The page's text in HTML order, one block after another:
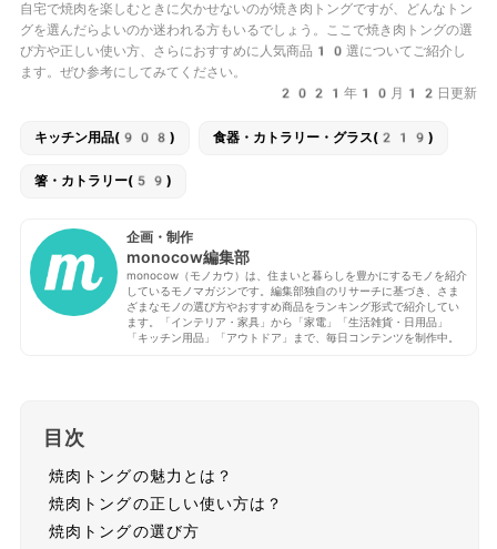
自宅で焼肉を楽しむときに欠かせないのが焼き肉トングですが、どんなトン
グを選んだらよいのか迷われる方もいるでしょう。ここで焼き肉トングの選
び方や正しい使い方、さらにおすすめに人気商品10選についてご紹介し
ます。ぜひ参考にしてみてください。
2021年10月12日更新
キッチン用品(908) 食器・カトラリー・グラス(219)
箸・カトラリー(59)
企画・制作
monocow編集部
monocow（モノカウ）は、住まいと暮らしを豊かにするモノを紹介
しているモノマガジンです。編集部独自のリサーチに基づき、さま
ざまなモノの選び方やおすすめ商品をランキング形式で紹介してい
ます。「インテリア・家具」から「家電」「生活雑貨・日用品」
「キッチン用品」「アウトドア」まで、毎日コンテンツを制作中。
目次
焼肉トングの魅力とは？
焼肉トングの正しい使い方は？
焼肉トングの選び方